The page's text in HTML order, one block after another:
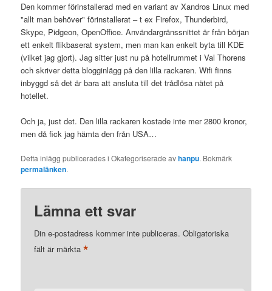
Den kommer förinstallerad med en variant av Xandros Linux med
"allt man behöver" förinstallerat – t ex Firefox, Thunderbird,
Skype, Pidgeon, OpenOffice. Användargränssnittet är från början
ett enkelt flikbaserat system, men man kan enkelt byta till KDE
(vilket jag gjort). Jag sitter just nu på hotellrummet i Val Thorens
och skriver detta blogginlägg på den lilla rackaren. Wifi finns
inbyggd så det är bara att ansluta till det trådlösa nätet på
hotellet.
Och ja, just det. Den lilla rackaren kostade inte mer 2800 kronor,
men då fick jag hämta den från USA…
Detta inlägg publicerades i Okategoriserade avhanpu. Bokmärk
permalänken.
Lämna ett svar
Din e-postadress kommer inte publiceras. Obligatoriska
fält är märkta*